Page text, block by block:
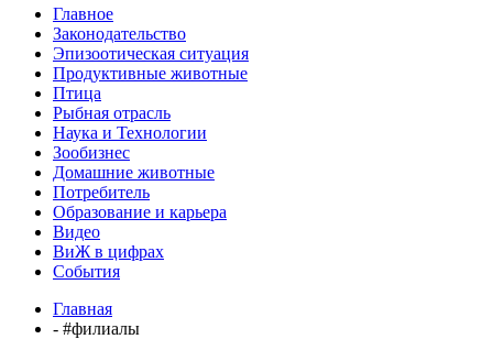
Главное
Законодательство
Эпизоотическая ситуация
Продуктивные животные
Птица
Рыбная отрасль
Наука и Технологии
Зообизнес
Домашние животные
Потребитель
Образование и карьера
Видео
ВиЖ в цифрах
События
Главная
- #филиалы